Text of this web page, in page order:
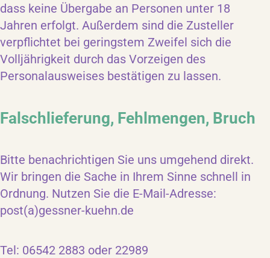
dass keine Übergabe an Personen unter 18
Jahren erfolgt. Außerdem sind die Zusteller
verpflichtet bei geringstem Zweifel sich die
Volljährigkeit durch das Vorzeigen des
Personalausweises bestätigen zu lassen.
Falschlieferung, Fehlmengen, Bruch
Bitte benachrichtigen Sie uns umgehend direkt.
Wir bringen die Sache in Ihrem Sinne schnell in
Ordnung. Nutzen Sie die E-Mail-Adresse:
post(a)gessner-kuehn.de
Tel: 06542 2883 oder 22989